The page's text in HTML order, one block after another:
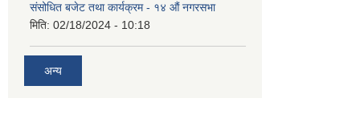
संसोधित बजेट तथा कार्यक्रम - १४ औं नगरसभा
मिति: 02/18/2024 - 10:18
अन्य